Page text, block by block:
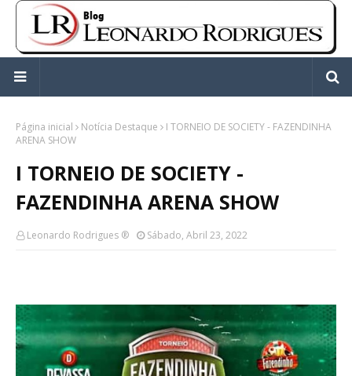
Página inicial Notícia Destaque
I TORNEIO DE SOCIETY - FAZENDINHA
ARENA SHOW
I TORNEIO DE SOCIETY -
FAZENDINHA ARENA SHOW
Leonardo Rodrigues ® Sábado, Abril 23, 2022